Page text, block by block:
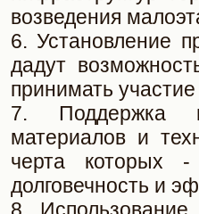
возведения
6. Установление
дадут
принимать
7. Поддержка
материалов и
черта которых -
долговечность и